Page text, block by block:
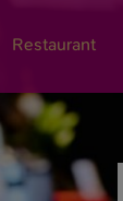
Restaurant